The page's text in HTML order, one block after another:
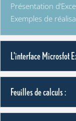
Présentation
Exemples de
L'interface Microsfot
Feuilles de calculs :